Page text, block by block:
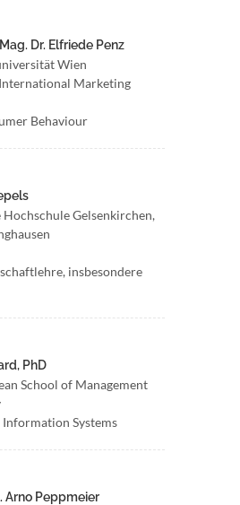
Dr. Elfriede Penz
Wien
Marketing
Behaviour
Gelsenkirchen,
insbesondere
PhD
School of Management
Systems
Arno Peppmeier